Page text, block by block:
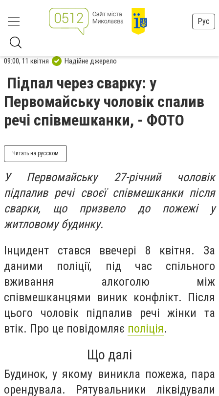
Рус
09:00, 11 квітня Надійне джерело
Підпал через сварку: у
Первомайську чоловік спалив
речі співмешканки, - ФОТО
Читать на русском
У Первомайську 27-річний чоловік
підпалив речі своєї співмешканки після
сварки, що призвело до пожежі у
житловому будинку.
Інцидент стався ввечері 8 квітня. За
даними поліції, під час спільного
вживання алкоголю між
співмешканцями виник конфлікт. Після
цього чоловік підпалив речі жінки та
втік. Про це повідомляє поліція.
Що далі
Будинок, у якому виникла пожежа, пара
орендувала. Рятувальники ліквідували